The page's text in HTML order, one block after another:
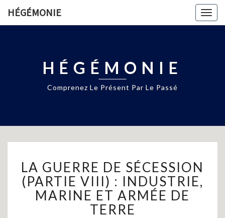
HÉGÉMONIE
HÉGÉMONIE
Comprenez Le Présent Par Le Passé
GUERRE
DE
SÉCESSION
(PARTIE
VIII)
LA GUERRE DE SÉCESSION
(PARTIE VIII) : INDUSTRIE,
MARINE ET ARMÉE DE
TERRE